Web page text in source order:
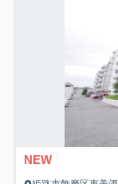
NEW